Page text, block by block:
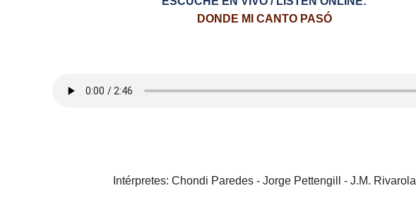
DONDE MI CANTO PASÓ
Intérpretes: Chondi Paredes - Jorge Pettengill - J.M. Rivarola